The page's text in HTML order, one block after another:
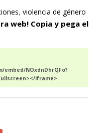
, violencia de género
web! Copia y pega el
NOxdnDhrQFo?
iframe>